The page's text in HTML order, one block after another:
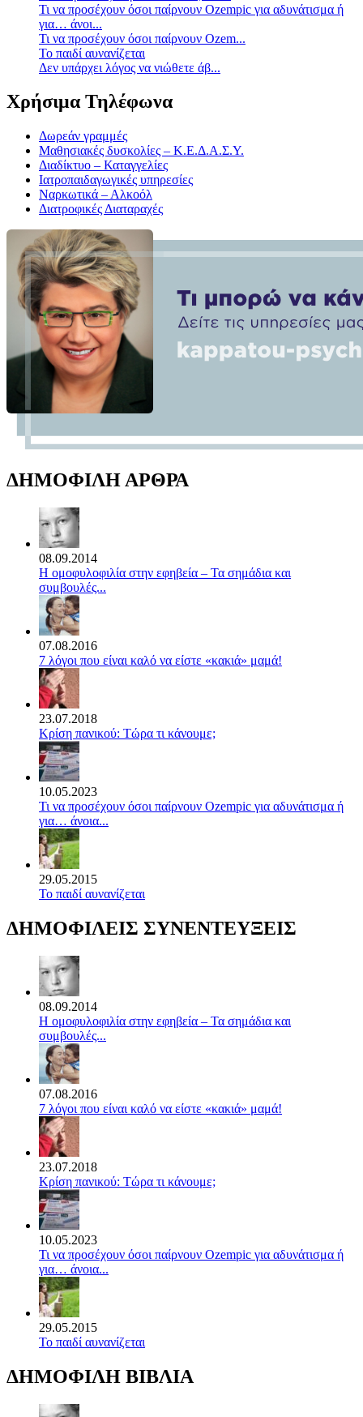
Τι να προσέχουν όσοι παίρνουν Ozempic για αδυνάτισμα ή
για… άνοι...
Τι να προσέχουν όσοι παίρνουν Ozem...
Το παιδί αυνανίζεται
Δεν υπάρχει λόγος να νιώθετε άβ...
Χρήσιμα Τηλέφωνα
Δωρεάν γραμμές
Μαθησιακές δυσκολίες – Κ.Ε.Δ.Α.Σ.Υ.
Διαδίκτυο – Καταγγελίες
Ιατροπαιδαγωγικές υπηρεσίες
Ναρκωτικά – Αλκοόλ
Διατροφικές Διαταραχές
ΔΗΜΟΦΙΛΗ ΑΡΘΡΑ
08.09.2014
Η ομοφυλοφιλία στην εφηβεία – Τα σημάδια και
συμβουλές...
07.08.2016
7 λόγοι που είναι καλό να είστε «κακιά» μαμά!
23.07.2018
Κρίση πανικού: Τώρα τι κάνουμε;
10.05.2023
Τι να προσέχουν όσοι παίρνουν Ozempic για αδυνάτισμα ή
για… άνοια...
29.05.2015
Το παιδί αυνανίζεται
ΔΗΜΟΦΙΛΕΙΣ ΣΥΝΕΝΤΕΥΞΕΙΣ
08.09.2014
Η ομοφυλοφιλία στην εφηβεία – Τα σημάδια και
συμβουλές...
07.08.2016
7 λόγοι που είναι καλό να είστε «κακιά» μαμά!
23.07.2018
Κρίση πανικού: Τώρα τι κάνουμε;
10.05.2023
Τι να προσέχουν όσοι παίρνουν Ozempic για αδυνάτισμα ή
για… άνοια...
29.05.2015
Το παιδί αυνανίζεται
ΔΗΜΟΦΙΛΗ ΒΙΒΛΙΑ